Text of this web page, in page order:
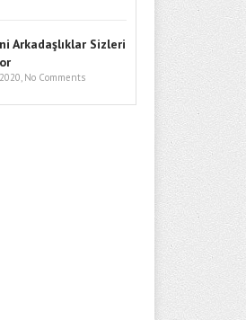
GÖZLER KRITIK
MAKRO
Arkadaşlıklar Sizleri
No Comments